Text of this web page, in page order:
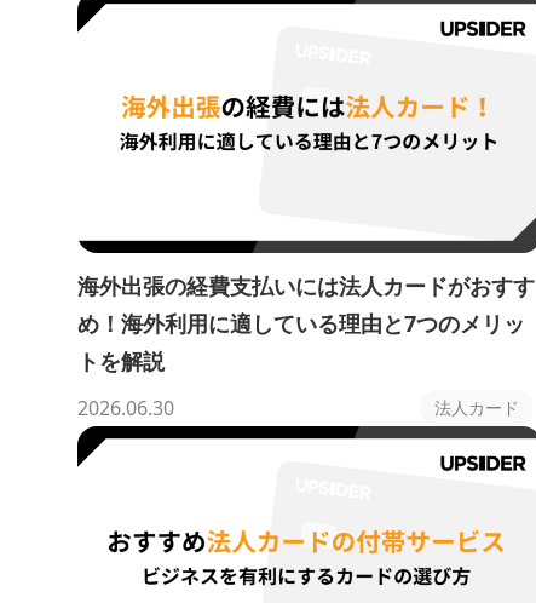
海外出張の経費支払いには法人カードがおすす
め！海外利用に適している理由と7つのメリッ
トを解説
2026.06.30 法人カード